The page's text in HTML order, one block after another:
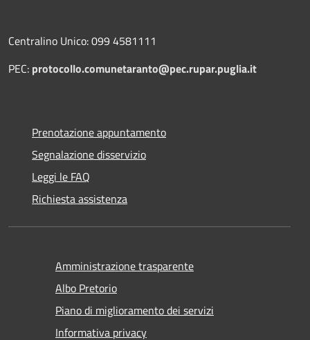
Centralino Unico: 099 4581111
PEC: protocollo.comunetaranto@pec.rupar.puglia.it
Prenotazione appuntamento
Segnalazione disservizio
Leggi le FAQ
Richiesta assistenza
Amministrazione trasparente
Albo Pretorio
Piano di miglioramento dei servizi
Informativa privacy